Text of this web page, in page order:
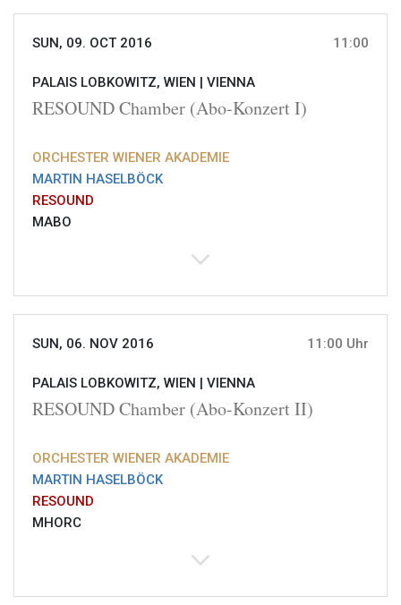
SUN, 09. OCT 2016 11:00
PALAIS LOBKOWITZ, WIEN | VIENNA
RESOUND Chamber (Abo-Konzert I)
ORCHESTER WIENER AKADEMIE
MARTIN HASELBÖCK
RESOUND
MABO
SUN, 06. NOV 2016 11:00 Uhr
PALAIS LOBKOWITZ, WIEN | VIENNA
RESOUND Chamber (Abo-Konzert II)
ORCHESTER WIENER AKADEMIE
MARTIN HASELBÖCK
RESOUND
MHORC